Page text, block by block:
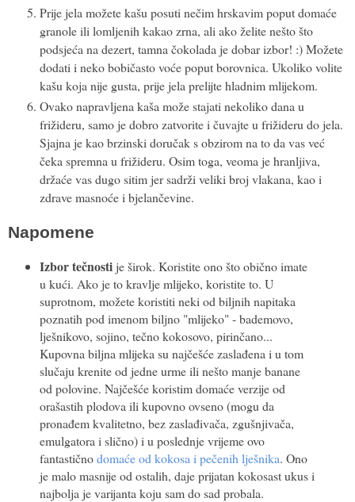
Prije jela možete kašu posuti nečim hrskavim poput domaće
granole ili lomljenih kakao zrna, ali ako želite nešto što
podsjeća na dezert, tamna čokolada je dobar izbor! :) Možete
dodati i neko bobičasto voće poput borovnica. Ukoliko volite
kašu koja nije gusta, prije jela prelijte hladnim mlijekom.
Ovako napravljena kaša može stajati nekoliko dana u
frižideru, samo je dobro zatvorite i čuvajte u frižideru do jela.
Sjajna je kao brzinski doručak s obzirom na to da vas već
čeka spremna u frižideru. Osim toga, veoma je hranljiva,
držaće vas dugo sitim jer sadrži veliki broj vlakana, kao i
zdrave masnoće i bjelančevine.
Napomene
Izbor tečnostije širok. Koristite ono što obično imate
u kući. Ako je to kravlje mlijeko, koristite to. U
suprotnom, možete koristiti neki od biljnih napitaka
poznatih pod imenom biljno "mlijeko" - bademovo,
lješnikovo, sojino, tečno kokosovo, pirinčano...
Kupovna biljna mlijeka su najčešće zaslađena i u tom
slučaju krenite od jedne urme ili nešto manje banane
od polovine. Najčešće koristim domaće verzije od
orašastih plodova ili kupovno ovseno (mogu da
pronađem kvalitetno, bez zaslađivača, zgušnjivača,
emulgatora i slično) i u poslednje vrijeme ovo
fantastičnodomaće od kokosa i pečenih lješnika. Ono
je malo masnije od ostalih, daje prijatan kokosast ukus i
najbolja je varijanta koju sam do sad probala.